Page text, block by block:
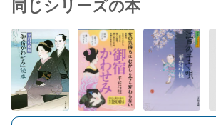
同じシリーズの本